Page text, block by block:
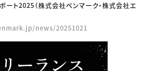
ート2025（株式会社ペンマーク・株式会社エ
news/20251021